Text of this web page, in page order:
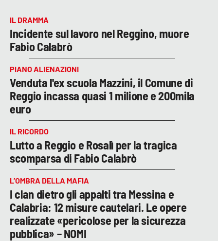
IL DRAMMA
Incidente sul lavoro nel Reggino, muore
Fabio Calabrò
PIANO ALIENAZIONI
Venduta l'ex scuola Mazzini, il Comune di
Reggio incassa quasi 1 milione e 200mila
euro
IL RICORDO
Lutto a Reggio e Rosalì per la tragica
scomparsa di Fabio Calabrò
L’OMBRA DELLA MAFIA
I clan dietro gli appalti tra Messina e
Calabria: 12 misure cautelari. Le opere
realizzate «pericolose per la sicurezza
pubblica» – NOMI